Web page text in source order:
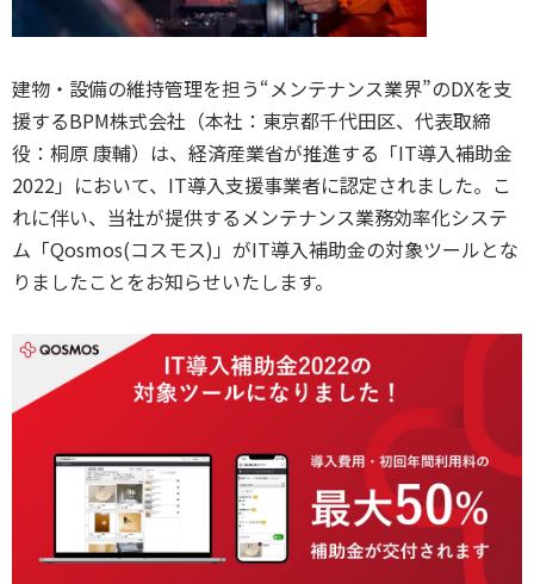
建物・設備の維持管理を担う“メンテナンス業界”のDXを支
援するBPM株式会社（本社：東京都千代田区、代表取締
役：桐原 康輔）は、経済産業省が推進する「IT導入補助金
2022」において、IT導入支援事業者に認定されました。こ
れに伴い、当社が提供するメンテナンス業務効率化システ
ム「Qosmos(コスモス)」がIT導入補助金の対象ツールとな
りましたことをお知らせいたします。